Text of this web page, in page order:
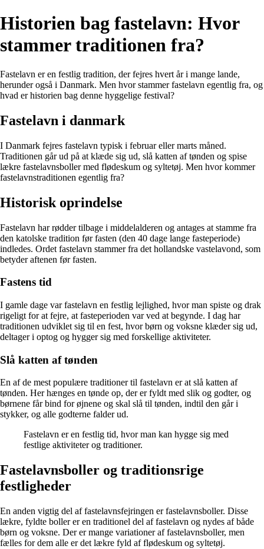
Historien bag fastelavn: Hvor
stammer traditionen fra?
Fastelavn er en festlig tradition, der fejres hvert år i mange lande,
herunder også i Danmark. Men hvor stammer fastelavn egentlig fra, og
hvad er historien bag denne hyggelige festival?
Fastelavn i danmark
I Danmark fejres fastelavn typisk i februar eller marts måned.
Traditionen går ud på at klæde sig ud, slå katten af tønden og spise
lækre fastelavnsboller med flødeskum og syltetøj. Men hvor kommer
fastelavnstraditionen egentlig fra?
Historisk oprindelse
Fastelavn har rødder tilbage i middelalderen og antages at stamme fra
den katolske tradition før fasten (den 40 dage lange fasteperiode)
indledes. Ordet fastelavn stammer fra det hollandske vastelavond, som
betyder aftenen før fasten.
Fastens tid
I gamle dage var fastelavn en festlig lejlighed, hvor man spiste og drak
rigeligt for at fejre, at fasteperioden var ved at begynde. I dag har
traditionen udviklet sig til en fest, hvor børn og voksne klæder sig ud,
deltager i optog og hygger sig med forskellige aktiviteter.
Slå katten af tønden
En af de mest populære traditioner til fastelavn er at slå katten af
tønden. Her hænges en tønde op, der er fyldt med slik og godter, og
børnene får bind for øjnene og skal slå til tønden, indtil den går i
stykker, og alle godterne falder ud.
Fastelavn er en festlig tid, hvor man kan hygge sig med
festlige aktiviteter og traditioner.
Fastelavnsboller og traditionsrige
festligheder
En anden vigtig del af fastelavnsfejringen er fastelavnsboller. Disse
lækre, fyldte boller er en traditionel del af fastelavn og nydes af både
børn og voksne. Der er mange variationer af fastelavnsboller, men
fælles for dem alle er det lækre fyld af flødeskum og syltetøj.